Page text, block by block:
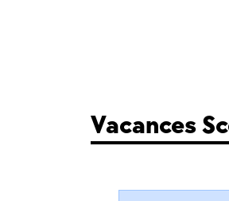
Vacances